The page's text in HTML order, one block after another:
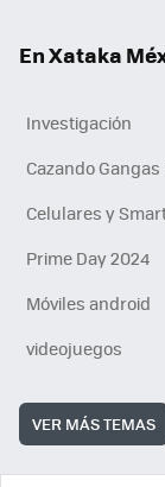
En Xataka
Investigación
Cazando Gangas
Celulares y
Prime Day 2024
Móviles android
videojuegos
VER MÁS TEMAS